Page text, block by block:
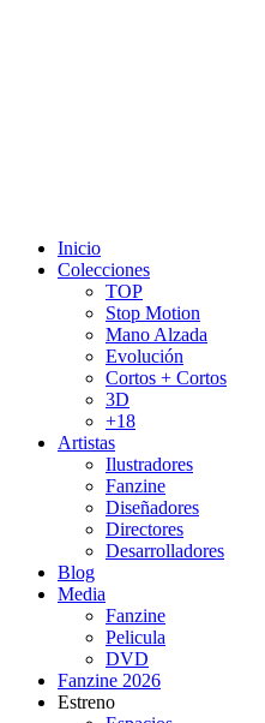
Inicio
Colecciones
TOP
Stop Motion
Mano Alzada
Evolución
Cortos + Cortos
3D
+18
Artistas
Ilustradores
Fanzine
Diseñadores
Directores
Desarrolladores
Blog
Media
Fanzine
Pelicula
DVD
Fanzine 2026
Estreno